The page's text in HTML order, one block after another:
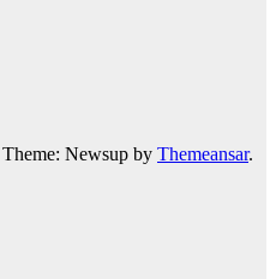
Theme: Newsup by Themeansar.